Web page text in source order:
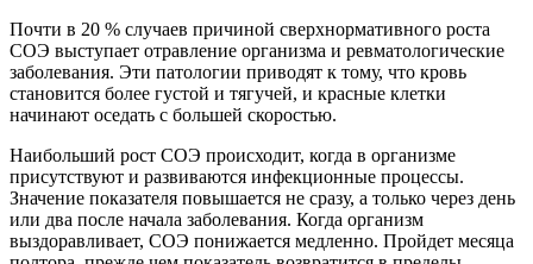
Почти в 20 % случаев причиной сверхнормативного роста
СОЭ выступает отравление организма и ревматологические
заболевания. Эти патологии приводят к тому, что кровь
становится более густой и тягучей, и красные клетки
начинают оседать с большей скоростью.
Наибольший рост СОЭ происходит, когда в организме
присутствуют и развиваются инфекционные процессы.
Значение показателя повышается не сразу, а только через день
или два после начала заболевания. Когда организм
выздоравливает, СОЭ понижается медленно. Пройдет месяца